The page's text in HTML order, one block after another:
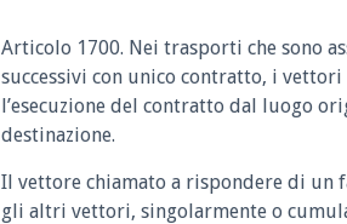
Articolo 1700. Nei trasporti che sono
successivi con unico contratto, i
l’esecuzione del contratto dal luogo
destinazione.
Il vettore chiamato a rispondere di un
gli altri vettori, singolarmente o